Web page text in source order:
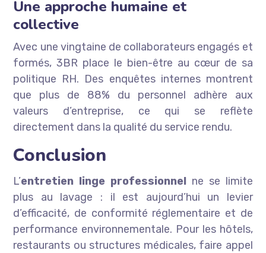
Une approche humaine et
collective
Avec une vingtaine de collaborateurs engagés et
formés, 3BR place le bien-être au cœur de sa
politique RH. Des enquêtes internes montrent
que plus de 88% du personnel adhère aux
valeurs d’entreprise, ce qui se reflète
directement dans la qualité du service rendu.
Conclusion
L’entretien linge professionnel ne se limite
plus au lavage : il est aujourd’hui un levier
d’efficacité, de conformité réglementaire et de
performance environnementale. Pour les hôtels,
restaurants ou structures médicales, faire appel